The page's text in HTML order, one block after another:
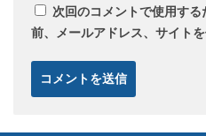
次回のコメントで使用す
前、メールアドレス、サイトを